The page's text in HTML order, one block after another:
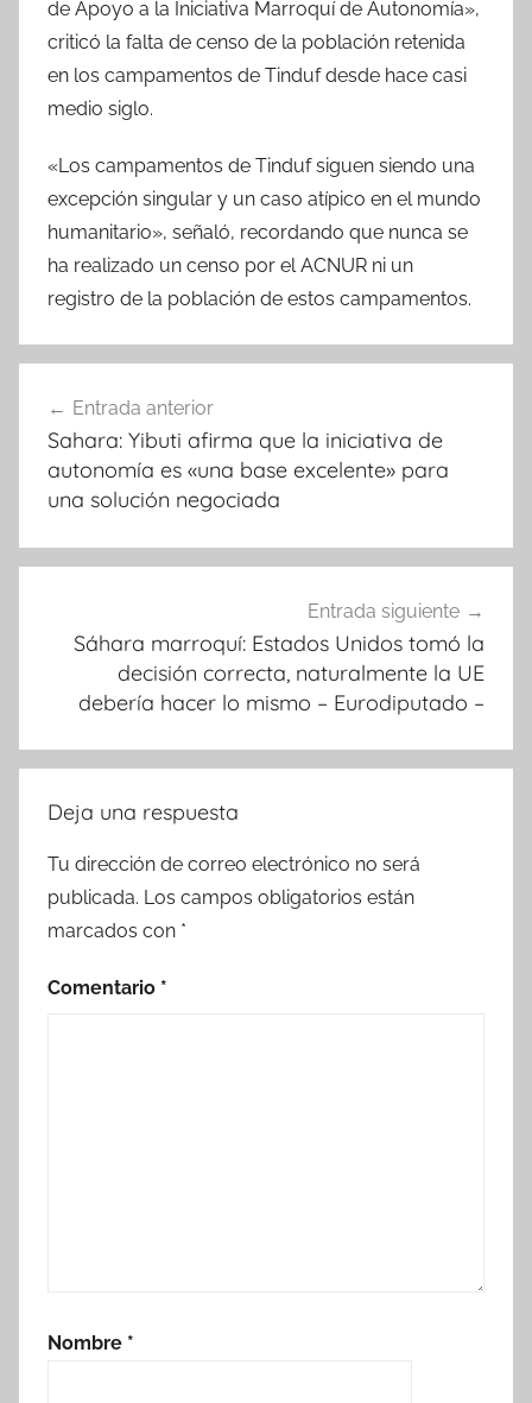
de Apoyo a la Iniciativa Marroquí de Autonomía»,
criticó la falta de censo de la población retenida
en los campamentos de Tinduf desde hace casi
medio siglo.
«Los campamentos de Tinduf siguen siendo una
excepción singular y un caso atípico en el mundo
humanitario», señaló, recordando que nunca se
ha realizado un censo por el ACNUR ni un
registro de la población de estos campamentos.
de
entradas
Entrada anterior
Sahara: Yibuti afirma que la iniciativa de
autonomía es «una base excelente» para
una solución negociada
Entrada siguiente
Sáhara marroquí: Estados Unidos tomó la
decisión correcta, naturalmente la UE
debería hacer lo mismo – Eurodiputado –
Deja una respuesta
Tu dirección de correo electrónico no será
publicada. Los campos obligatorios están
marcados con *
Comentario *
Nombre *